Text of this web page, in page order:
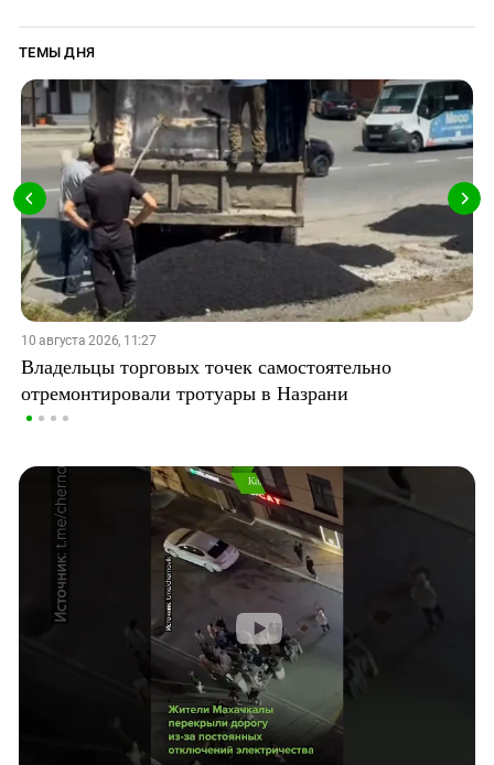
ТЕМЫ ДНЯ
10 августа 2026, 11:27
Владельцы торговых точек самостоятельно
отремонтировали тротуары в Назрани